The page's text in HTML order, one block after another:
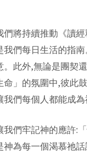
們將持續推動《讀
我們每日生活的指
。此外,無論是團契
命」的氛圍中,彼此
我們每個人都能成
我們牢記神的應許:
神為每一個渴慕祂